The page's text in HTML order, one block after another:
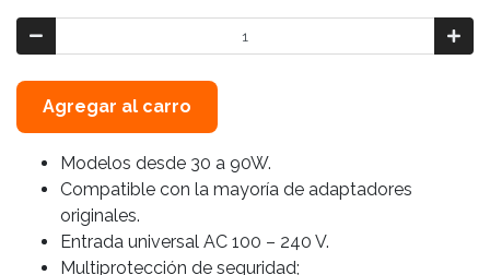
Agregar al carro
Modelos desde 30 a 90W.
Compatible con la mayoría de adaptadores
originales.
Entrada universal AC 100 – 240 V.
Multiprotección de seguridad;